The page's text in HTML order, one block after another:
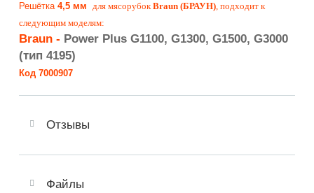
Решётка 4,5 мм для мясорубокBraun (БРАУН), подходит к
следующим моделям:
Braun - Power Plus G1100, G1300, G1500, G3000
(тип 4195)
Код 7000907
Отзывы
Файлы